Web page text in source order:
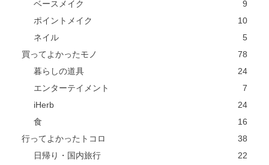
ベースメイク
9
ポイントメイク
10
ネイル
5
買ってよかったモノ
78
暮らしの道具
24
エンターテイメント
7
iHerb
24
食
16
行ってよかったトコロ
38
日帰り・国内旅行
22